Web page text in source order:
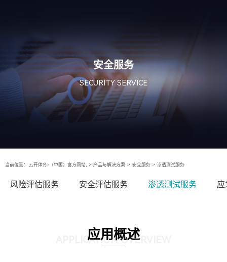
安全服务
SECURITY SERVICE
当前位置： 云开体育·（中国）官方网站, > 产品与解决方案 > 安全服务 > 渗透测试服务
风险评估服务 安全评估服务 渗透测试服务
应用概述
APPLICATION OVERVIEW